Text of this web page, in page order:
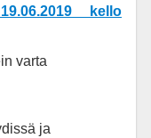
19.06.2019 kello
varta
ja